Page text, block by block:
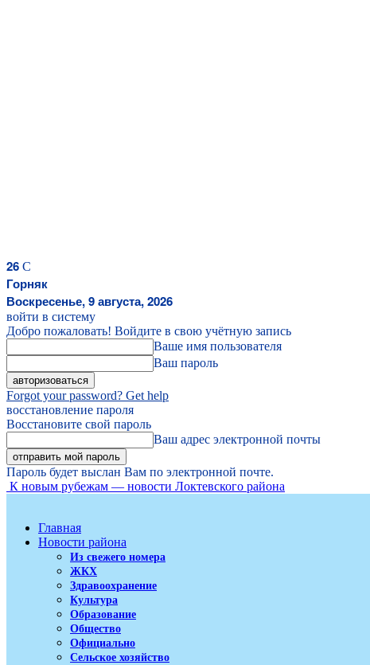
26 C
Горняк
Воскресенье, 9 августа, 2026
войти в систему
Добро пожаловать! Войдите в свою учётную запись
Ваше имя пользователя
Ваш пароль
Forgot your password? Get help
восстановление пароля
Восстановите свой пароль
Ваш адрес электронной почты
Пароль будет выслан Вам по электронной почте.
К новым рубежам — новости Локтевского района
Главная
Новости района
Из свежего номера
ЖКХ
Здравоохранение
Культура
Образование
Общество
Официально
Сельское хозяйство